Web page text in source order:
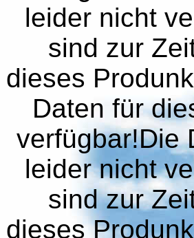
leider nicht
sind zur
dieses
Daten für
verfügbar!Die
leider nicht
sind zur
dieses